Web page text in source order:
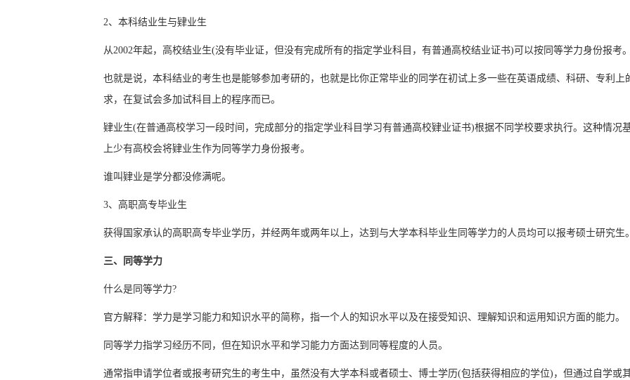
2、本科结业生与肄业生
从2002年起，高校结业生(没有毕业证，但没有完成所有的指定学业科目，有普通高校结业证书)可以按同等学力身份报考
也就是说，本科结业的考生也是能够参加考研的，也就是比你正常毕业的同学在初试上多一些在英语成绩、科研、专利上
求，在复试会多加试科目上的程序而已。
肄业生(在普通高校学习一段时间，完成部分的指定学业科目学习有普通高校肄业证书)根据不同学校要求执行。这种情况
上少有高校会将肄业生作为同等学力身份报考。
谁叫肄业是学分都没修满呢。
3、高职高专毕业生
获得国家承认的高职高专毕业学历，并经两年或两年以上，达到与大学本科毕业生同等学力的人员均可以报考硕士研究生
三、同等学力
什么是同等学力?
官方解释：学力是学习能力和知识水平的简称，指一个人的知识水平以及在接受知识、理解知识和运用知识方面的能力。
同等学力指学习经历不同，但在知识水平和学习能力方面达到同等程度的人员。
通常指申请学位者或报考研究生的考生中，虽然没有大学本科或者硕士、博士学历(包括获得相应的学位)，但通过自学或